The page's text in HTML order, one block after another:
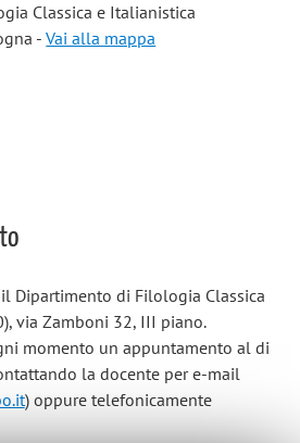
Classica e Italianistica
-Vai alla mappa
Dipartimento di Filologia Classica
via Zamboni 32, III piano.
momento un appuntamento al di
la docente per e-mail
) oppure telefonicamente